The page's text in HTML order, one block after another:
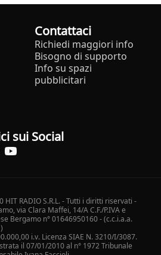
Contattaci
Richiedi maggiori info
Bisogno di supporto
Info su spazi
pubblicitari
sui Social
HIT RADIO S.R.L. - Tutti i diritti riservati -
via Clara Maffei, 14/A C.F./P.IVA e
Bergamo n° 01646950160 - (c.c.i.a.a.
i.v. Licenza SIAE N. 3210/I/3087.
il 07/01/2010 al n° 1972 Tribunale